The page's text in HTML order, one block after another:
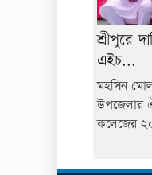
শ্রীপুরে
এইচ...
মহসিন
উপজেলার
কলেজের